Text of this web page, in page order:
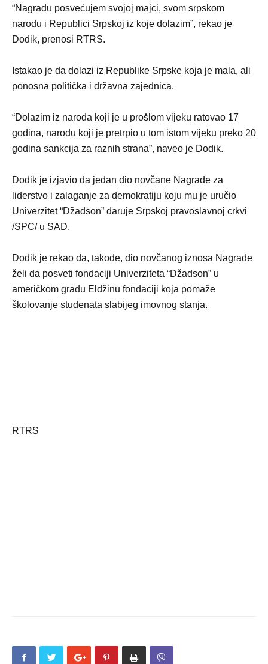
“Nagradu posvećujem svojoj majci, svom srpskom
narodu i Republici Srpskoj iz koje dolazim”, rekao je
Dodik, prenosi RTRS.
Istakao je da dolazi iz Republike Srpske koja je mala, ali
ponosna politička i državna zajednica.
“Dolazim iz naroda koji je u prošlom vijeku ratovao 17
godina, narodu koji je pretrpio u tom istom vijeku preko 20
godina sankcija za raznih strana”, naveo je Dodik.
Dodik je izjavio da jedan dio novčane Nagrade za
liderstvo i zalaganje za demokratiju koju mu je uručio
Univerzitet “Džadson” daruje Srpskoj pravoslavnoj crkvi
/SPC/ u SAD.
Dodik je rekao da, takođe, dio novčanog iznosa Nagrade
želi da posveti fondaciji Univerziteta “Džadson” u
američkom gradu Eldžinu fondaciji koja pomaže
školovanje studenata slabijeg imovnog stanja.
RTRS